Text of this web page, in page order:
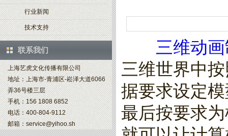
行业新闻
技术支持
联系我们
上海艺虎文化传播有限公司
地址：上海市-青浦区-崧泽大道6066
弄36号楼三层
手机：156 1808 6852
电话：400-804-9112
邮箱：service@yihoo.sh
三维动
三维世界中
据要求设定
最后按要求